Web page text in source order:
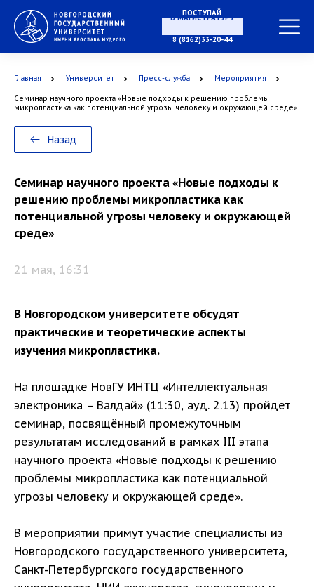
ПОСТУПАЙ
8 (8162)33-20-44
Главная Университет Пресс-служба Мероприятия
Семинар научного проекта «Новые подходы к решению проблемы
микропластика как потенциальной угрозы человеку и окружающей среде»
Назад
Семинар научного проекта «Новые подходы к
решению проблемы микропластика как
потенциальной угрозы человеку и окружающей
среде»
21 мая, 16:31
В Новгородском университете обсудят
практические и теоретические аспекты
изучения микропластика.
На площадке НовГУ ИНТЦ «Интеллектуальная
электроника – Валдай» (11:30, ауд. 2.13) пройдет
семинар, посвящённый промежуточным
результатам исследований в рамках III этапа
научного проекта «Новые подходы к решению
проблемы микропластика как потенциальной
угрозы человеку и окружающей среде».
В мероприятии примут участие специалисты из
Новгородского государственного университета,
Санкт-Петербургского государственного